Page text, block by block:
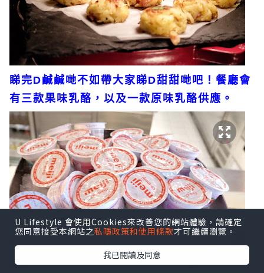
睇完D鹹鹹哋不如帶大家睇D甜甜哋吧！餐廳會
有三款果味乳酪，以及一款原味乳酪供應。
U Lifestyle 會使用Cookies來改善您的網站體驗，請確定
您同意接受本網站之私隱政策和使用條款才可繼續瀏覽。
我已閱讀及同意